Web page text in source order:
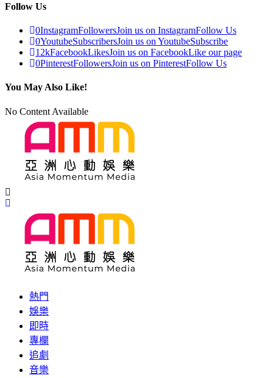
Follow Us
0InstagramFollowersJoin us on InstagramFollow Us
0YoutubeSubscribersJoin us on YoutubeSubscribe
12kFacebookLikesJoin us on FacebookLike our page
0PinterestFollowersJoin us on PinterestFollow Us
You May Also Like!
No Content Available
熱門
娛樂
即時
專欄
追劇
音樂